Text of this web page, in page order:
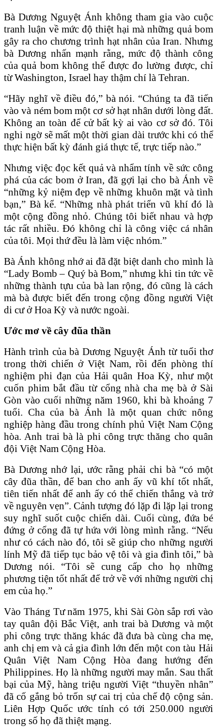
Bà Dương Nguyệt Ánh không tham gia vào cuộc
tranh luận về mức độ thiệt hại mà những quả bom
gây ra cho chương trình hạt nhân của Iran. Nhưng
bà Dương nhấn mạnh rằng, mức độ thành công
của quả bom không thể được đo lường được, chỉ
từ Washington, Israel hay thậm chí là Tehran.
“Hãy nghĩ về điều đó,” bà nói. “Chúng ta đã tiến
vào và ném bom một cơ sở hạt nhân dưới lòng đất.
Không an toàn để cử bất kỳ ai vào cơ sở đó. Tôi
nghi ngờ sẽ mất một thời gian dài trước khi có thể
thực hiện bất kỳ đánh giá thực tế, trực tiếp nào.”
Nhưng việc đọc kết quả và nhẩm tính về sức công
phá của các bom ở Iran, đã gợi lại cho bà Ánh về
“những kỷ niệm đẹp về những khuôn mặt và tình
bạn,” Bà kể. “Những nhà phát triển vũ khí đó là
một cộng đồng nhỏ. Chúng tôi biết nhau và hợp
tác rất nhiều. Đó không chỉ là công việc cá nhân
của tôi. Mọi thứ đều là làm việc nhóm.”
Bà Ánh không nhớ ai đã đặt biệt danh cho mình là
“Lady Bomb – Quý bà Bom,” nhưng khi tin tức về
những thành tựu của bà lan rộng, đó cũng là cách
mà bà được biết đến trong cộng đồng người Việt
di cư ở Hoa Kỳ và nước ngoài.
Ước mơ về cây đũa thần
Hành trình của bà Dương Nguyệt Ánh từ tuổi thơ
trong thời chiến ở Việt Nam, rồi đến phòng thí
nghiệm phi đạn của Hải quân Hoa Kỳ, như một
cuốn phim bắt đầu từ cổng nhà cha mẹ bà ở Sài
Gòn vào cuối những năm 1960, khi bà khoảng 7
tuổi. Cha của bà Ánh là một quan chức nông
nghiệp hàng đầu trong chính phủ Việt Nam Cộng
hòa. Anh trai bà là phi công trực thăng cho quân
đội Việt Nam Cộng Hòa.
Bà Dương nhớ lại, ước rằng phải chi bà “có một
cây đũa thần, để ban cho anh ấy vũ khí tốt nhất,
tiên tiến nhất để anh ấy có thể chiến thắng và trở
về nguyên vẹn”. Cảnh tượng đó lặp đi lặp lại trong
suy nghĩ suốt cuộc chiến dài. Cuối cùng, đứa bé
đứng ở cổng đã tự hứa với lòng mình rằng. “Nếu
như có cách nào đó, tôi sẽ giúp cho những người
lính Mỹ đã tiếp tục bảo vệ tôi và gia đình tôi,” bà
Dương nói. “Tôi sẽ cung cấp cho họ những
phương tiện tốt nhất để trở về với những người chị
em của họ.”
Vào Tháng Tư năm 1975, khi Sài Gòn sắp rơi vào
tay quân đội Bắc Việt, anh trai bà Dương và một
phi công trực thăng khác đã đưa bà cùng cha mẹ,
anh chị em và cả gia đình lớn đến một con tàu Hải
Quân Việt Nam Cộng Hòa đang hướng đến
Philippines. Họ là những người may mắn. Sau thất
bại của Mỹ, hàng triệu người Việt “thuyền nhân”
đã cố gắng bỏ trốn sự cai trị của chế độ cộng sản.
Liên Hợp Quốc ước tính có tới 250.000 người
trong số họ đã thiệt mạng.